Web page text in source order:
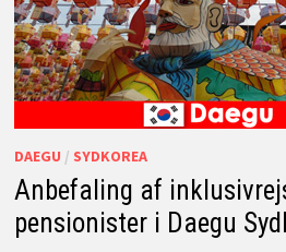
DAEGU / SYDKOREA
Anbefaling af
pensionister i Daegu